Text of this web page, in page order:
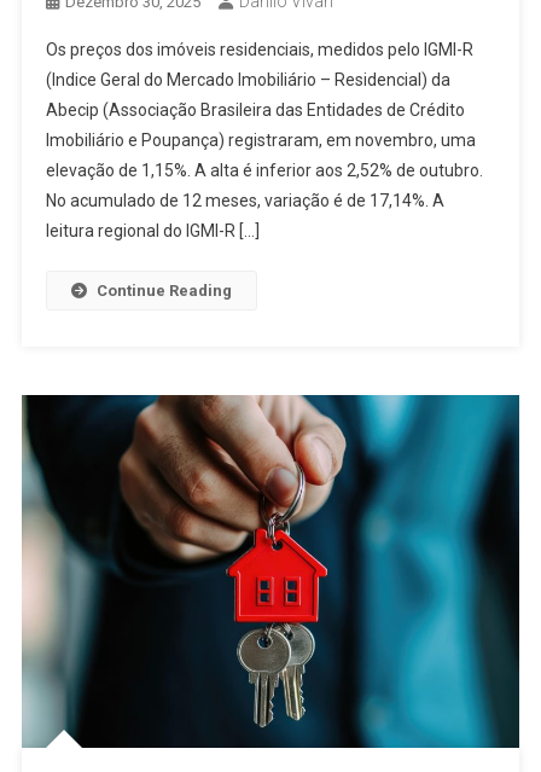
Os preços dos imóveis residenciais, medidos pelo IGMI-R
(Indice Geral do Mercado Imobiliário – Residencial) da
Abecip (Associação Brasileira das Entidades de Crédito
Imobiliário e Poupança) registraram, em novembro, uma
elevação de 1,15%. A alta é inferior aos 2,52% de outubro.
No acumulado de 12 meses, variação é de 17,14%. A
leitura regional do IGMI-R […]
Continue Reading